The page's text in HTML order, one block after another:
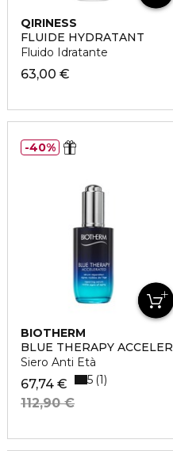
QIRINESS
FLUIDE HYDRATANT
Fluido Idratante
63,00 €
BIOTHERM
BLUE THERAPY
Siero Anti Età
67,74 €
112,90 €
5 1
40%